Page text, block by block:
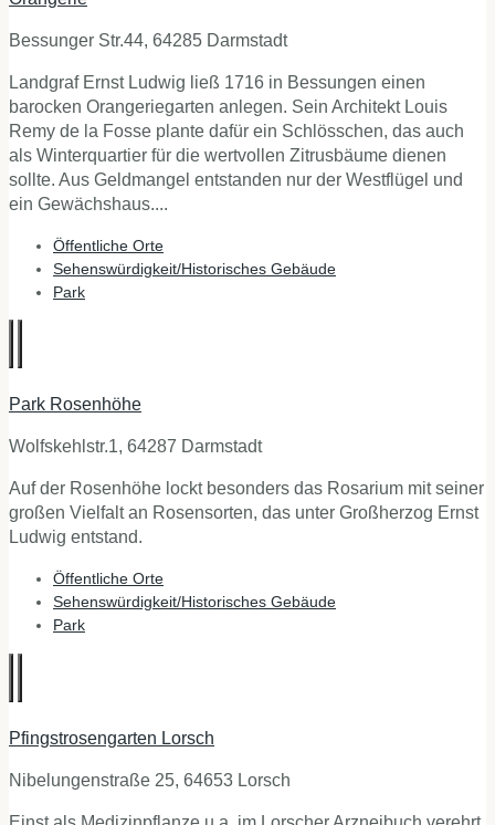
Bessunger Str.44, 64285 Darmstadt
Landgraf Ernst Ludwig ließ 1716 in Bessungen einen
barocken Orangeriegarten anlegen. Sein Architekt Louis
Remy de la Fosse plante dafür ein Schlösschen, das auch
als Winterquartier für die wertvollen Zitrusbäume dienen
sollte. Aus Geldmangel entstanden nur der Westflügel und
ein Gewächshaus....
Öffentliche Orte
Sehenswürdigkeit/Historisches Gebäude
Park
Park Rosenhöhe
Wolfskehlstr.1, 64287 Darmstadt
Auf der Rosenhöhe lockt besonders das Rosarium mit seiner
großen Vielfalt an Rosensorten, das unter Großherzog Ernst
Ludwig entstand.
Öffentliche Orte
Sehenswürdigkeit/Historisches Gebäude
Park
Pfingstrosengarten Lorsch
Nibelungenstraße 25, 64653 Lorsch